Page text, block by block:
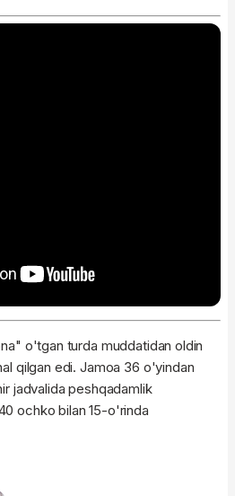
o'tgan turda muddatidan oldin
qilgan edi. Jamoa 36 o'yindan
jadvalida peshqadamlik
ochko bilan 15-o'rinda